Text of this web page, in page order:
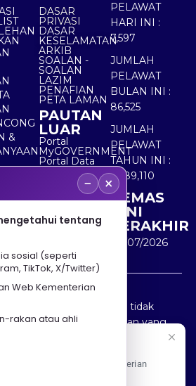
&
DASAR
PRIVASI
DASAR
KESELAMATAN
ARKIB
SOALAN -
SOALAN
LAZIM
PENAFIAN
PETA LAMAN
PAUTAN
LUAR
Portal
MyGOVERNMENT
Portal Data
Terbuka
Sektor Awam
PELAWAT
HARI INI :
7,597
JUMLAH
PELAWAT
BULAN INI :
86,525
JUMLAH
PELAWAT
TAHUN INI :
5,489,110
KEMAS
KINI
TERAKHIR
30/07/2026
dan Kementerian
Budaya (MOTAC) adalah tidak
kehilangan atau kerugian yang
mana-mana maklumat
ini.
− ×
tentang
sosial (seperti
TikTok, X/Twitter)
Web Kementerian
rakan atau ahli
ke Portal Rasmi Kementerian